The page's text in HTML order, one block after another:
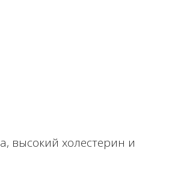
высокий холестерин и